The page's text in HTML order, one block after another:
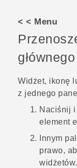
VIVERSE
POMOC
Urządzenia i
Zaloguj się
< < Menu
głównego
Widżet, ikonę
z jednego
Naciśnij
element
Innym
prawo,
widżetów.